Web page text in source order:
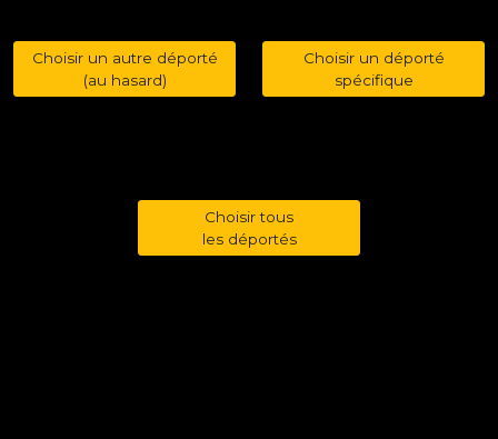
Choisir un autre déporté
(au hasard)
Choisir un déporté
spécifique
Choisir tous
les déportés